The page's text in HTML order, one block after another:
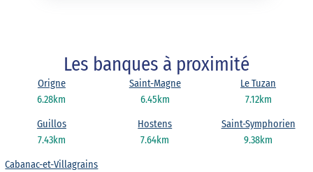
Les banques à proximité
6.28km
Origne
6.45km
Saint-Magne
7.12km
Le Tuzan
7.43km
Guillos
7.64km
Hostens
9.38km
Saint-Symphorien
Cabanac-et-Villagrains